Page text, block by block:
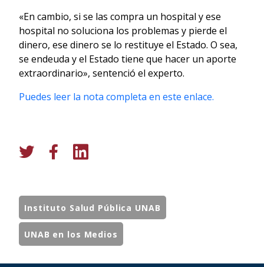
«En cambio, si se las compra un hospital y ese
hospital no soluciona los problemas y pierde el
dinero, ese dinero se lo restituye el Estado. O sea,
se endeuda y el Estado tiene que hacer un aporte
extraordinario», sentenció el experto.
Puedes leer la nota completa en este enlace.
Instituto Salud Pública UNAB
UNAB en los Medios